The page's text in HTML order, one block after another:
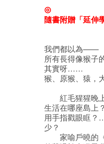
◎
隨書附贈 「延
我們都以為——
所有長得像猴子
其實呀……
猴、原猴、猿，
紅毛猩猩晚上
生活在哪座島上
用手指戳眼眶
少？
家喻戶曉的《